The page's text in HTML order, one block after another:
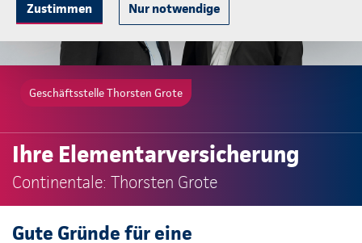
Zustimmen Nur notwendige
Geschäftsstelle Thorsten Grote
Ihre Elementarversicherung
Continentale: Thorsten Grote
Gute Gründe für eine